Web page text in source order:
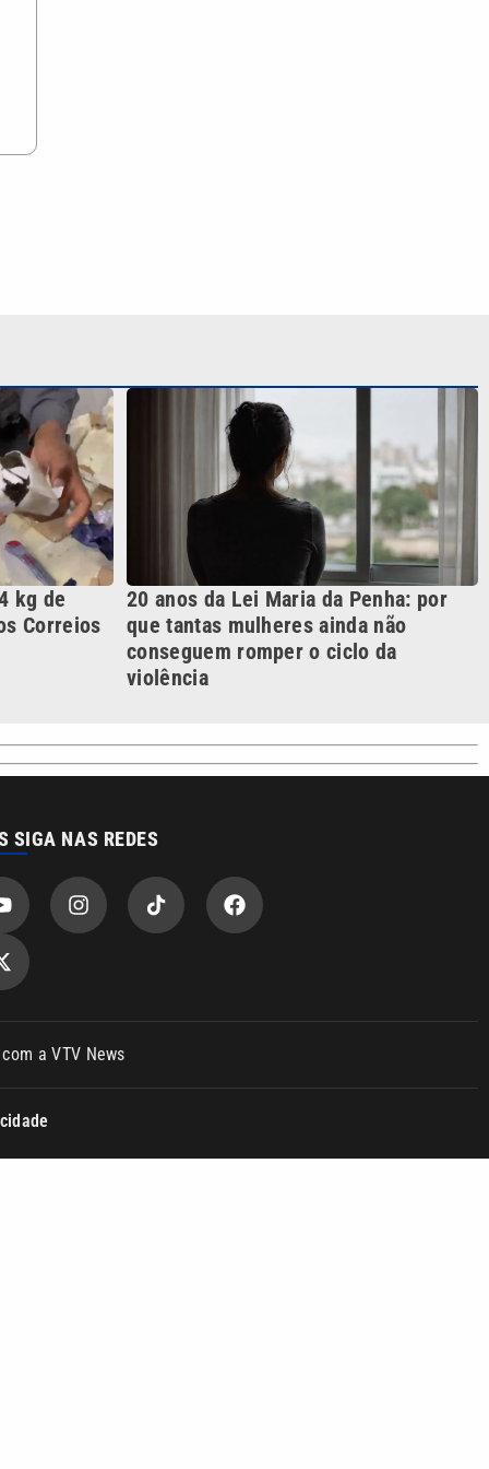
kg de
Correios
20 anos da Lei Maria da Penha: por
que tantas mulheres ainda não
conseguem romper o ciclo da
violência
SIGA NAS REDES
a VTV News